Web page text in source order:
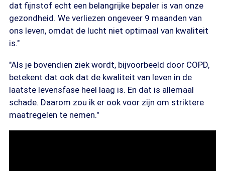
dat fijnstof echt een belangrijke bepaler is van onze
gezondheid. We verliezen ongeveer 9 maanden van
ons leven, omdat de lucht niet optimaal van kwaliteit
is."
"Als je bovendien ziek wordt, bijvoorbeeld door COPD,
betekent dat ook dat de kwaliteit van leven in de
laatste levensfase heel laag is. En dat is allemaal
schade. Daarom zou ik er ook voor zijn om striktere
maatregelen te nemen."